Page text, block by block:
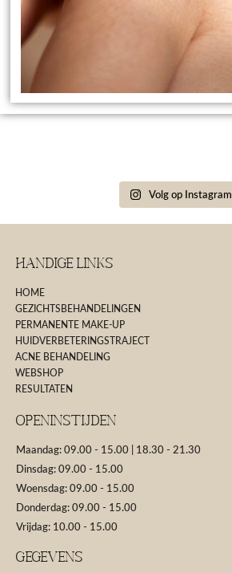
Volg op Instagram
Handige Links
HOME
GEZICHTSBEHANDELINGEN
PERMANENTE MAKE-UP
HUIDVERBETERINGSTRAJECT
ACNE BEHANDELING
WEBSHOP
RESULTATEN
Openinstijden
Maandag: 09.00 - 15.00 | 18.30 - 21.30
Dinsdag: 09.00 - 15.00
Woensdag: 09.00 - 15.00
Donderdag: 09.00 - 15.00
Vrijdag: 10.00 - 15.00
GEGEVENS